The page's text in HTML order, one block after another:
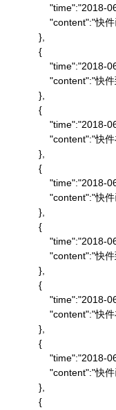
"content":"快
            },
            {
            },
            {
            },
            {
"content":"快
            },
            {
            },
            {
            },
            {
"content":"快
            },
            {